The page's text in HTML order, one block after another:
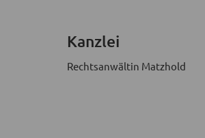
Kanzlei
Rechtsanwältin Matzhold